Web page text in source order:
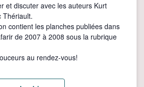
et discuter avec les auteurs Kurt
Thériault.
contient les planches publiées dans
de 2007 à 2008 sous la rubrique
au rendez-vous!